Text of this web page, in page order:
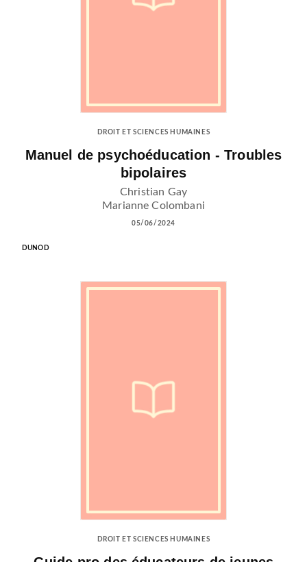
DROIT ET SCIENCES HUMAINES
Manuel de psychoéducation - Troubles
bipolaires
Christian Gay
Marianne Colombani
05/06/2024
DUNOD
DROIT ET SCIENCES HUMAINES